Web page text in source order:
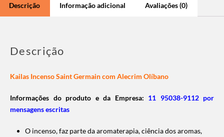
Descrição Informação adicional Avaliações (0)
Descrição
Kailas Incenso Saint Germain com Alecrim Olíbano
Informações do produto e da Empresa: 11 95038-9112 por
mensagens escritas
O incenso, faz parte da aromaterapia, ciência dos aromas,